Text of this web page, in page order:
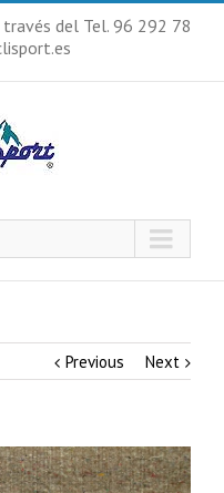
del Tel. 96 292 78
Previous Next